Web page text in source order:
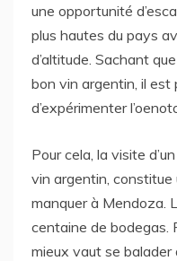
une opportunité
plus hautes du pays
d’altitude. Sachant
bon vin argentin, il est
d’expérimenter
Pour cela, la visite
vin argentin, constitue
manquer à Mendoza.
centaine de bodegas.
mieux vaut se balader